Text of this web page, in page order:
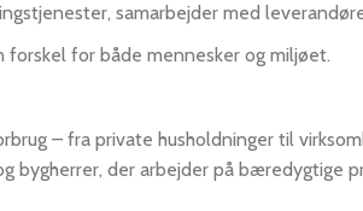
samarbejder med
forskel for både mennesker og miljøet.
– fra private husholdninger til
bygherrer, der arbejder på bæredygtige